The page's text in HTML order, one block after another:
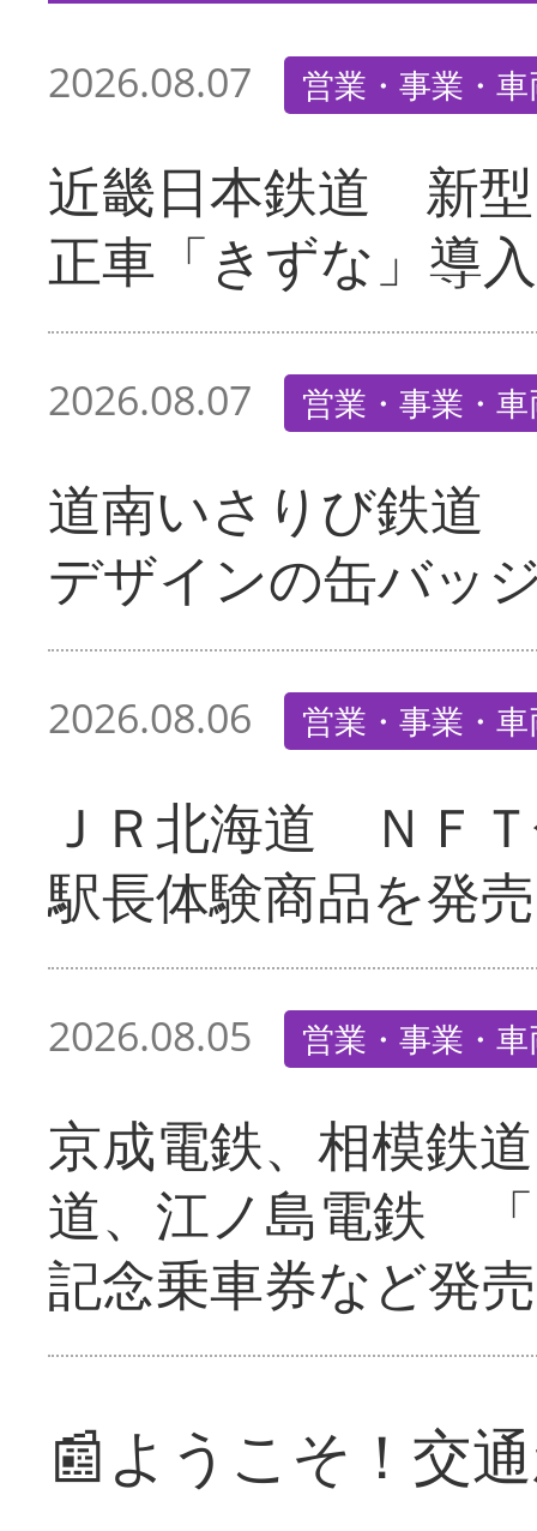
2026.08.07 営業・事業・
近畿日本鉄道 新
正車「きずな」導入
2026.08.07 営業・事業・
道南いさりび鉄道
デザインの缶バッ
2026.08.06 営業・事業・
ＪＲ北海道 ＮＦ
駅長体験商品を発売
2026.08.05 営業・事業・
京成電鉄、相模鉄
道、江ノ島電鉄
記念乗車券など発売
📰ようこそ！交